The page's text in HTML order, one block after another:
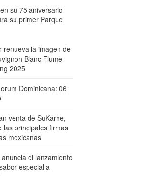
su 75 aniversario
su primer Parque
renueva la imagen de
Blanc Flume
2025
Dominicana: 06
venta de SuKarne,
las principales firmas
mexicanas
el lanzamiento
especial a